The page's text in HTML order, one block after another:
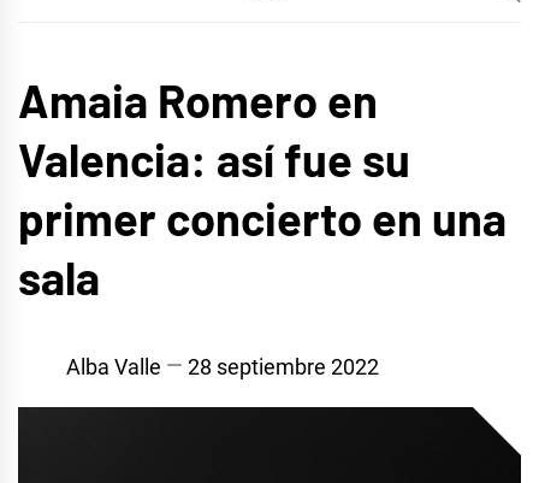
Amaia Romero en
Valencia: así fue su
primer concierto en una
sala
Alba Valle 28 septiembre 2022